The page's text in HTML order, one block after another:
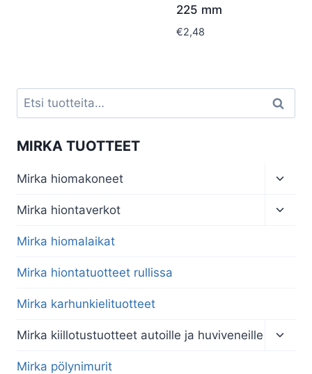
225 mm
€2,48
Etsi: Haku
MIRKA TUOTTEET
Mirka hiomakoneet
menu
Mirka hiontaverkot
Mirka hiomalaikat
Mirka hiontatuotteet rullissa
Mirka karhunkielituotteet
Mirka kiillotustuotteet autoille ja huviveneille
Mirka pölynimurit